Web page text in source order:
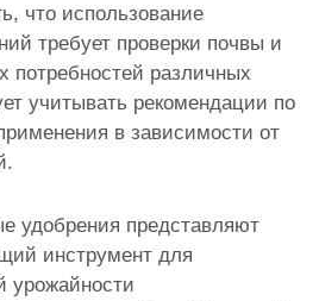
что использование
требует проверки почвы и
потребностей различных
учитывать рекомендации по
в зависимости от
удобрения представляют
инструмент для
урожайности